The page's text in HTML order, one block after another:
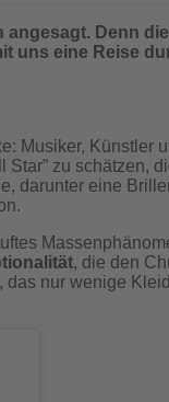
Denn
uns eine Reise
Musiker,
zu schätzen,
darunter eine
, die den
nur wenige